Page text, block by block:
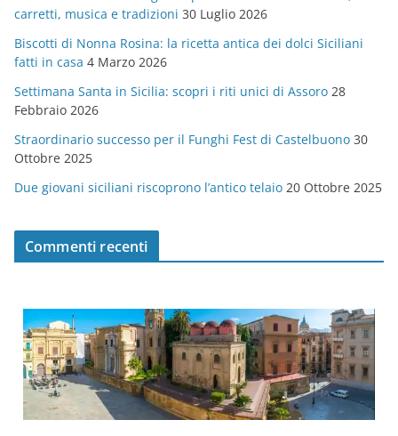
r
i
e
carretti, musica e tradizioni 30 Luglio 2026
Biscotti di Nonna Rosina: la ricetta antica dei dolci Siciliani
fatti in casa 4 Marzo 2026
Settimana Santa in Sicilia: scopri i riti unici di Assoro 28
Febbraio 2026
Straordinario successo per il Funghi Fest di Castelbuono 30
Ottobre 2025
Due giovani siciliani riscoprono l’antico telaio 20 Ottobre 2025
Commenti recenti